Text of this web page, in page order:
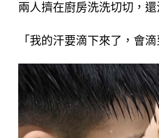
兩人擠在廚房洗洗切切，
「我的汗要滴下來了，會